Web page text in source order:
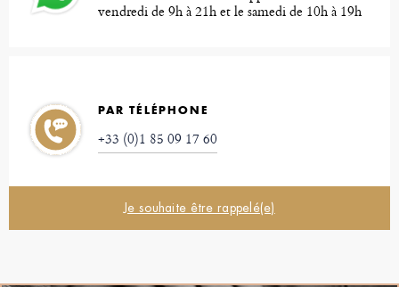
vendredi de 9h à 21h et le samedi de 10h à 19h
PAR TÉLÉPHONE
+33 (0)1 85 09 17 60
Je souhaite être rappelé(e)